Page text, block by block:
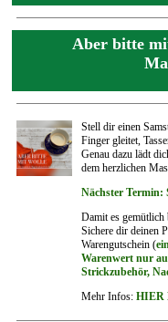
Aber bitte
Stell dir einen
Finger gleitet,
Genau dazu lädt
dem herzlichen
Nächster Termin:
Damit es gemütlich
Sichere dir deinen
Warengutschein (
Warenwert nur
Strickzubehör,
Mehr Infos: HIER